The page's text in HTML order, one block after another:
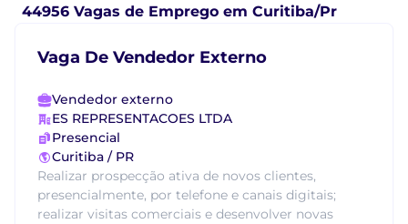
44956 Vagas de Emprego em Curitiba/Pr
Vaga De Vendedor Externo
Vendedor externo
ES REPRESENTACOES LTDA
Presencial
Curitiba / PR
Realizar prospecção ativa de novos clientes,
presencialmente, por telefone e canais digitais;
realizar visitas comerciais e desenvolver novas